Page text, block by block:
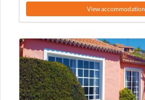
View accommodation